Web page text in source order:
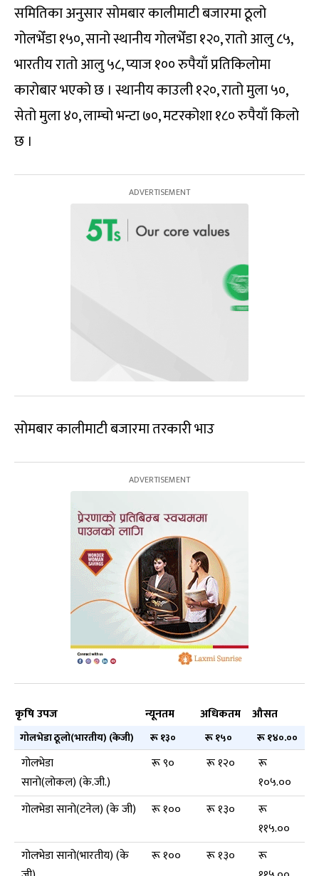
समितिका अनुसार सोमबार कालीमाटी बजारमा ठूलो
गोलभेँडा १५०, सानो स्थानीय गोलभेँडा १२०, रातो आलु ८५,
भारतीय रातो आलु ५८, प्याज १०० रुपैयाँ प्रतिकिलोमा
कारोबार भएको छ । स्थानीय काउली १२०, रातो मुला ५०,
सेतो मुला ४०, लाम्चो भन्टा ७०, मटरकोशा १८० रुपैयाँ किलो
छ ।
सोमबार कालीमाटी बजारमा तरकारी भाउ
कृषि उपज न्यूनतम अधिकतम औसत
गोलभेडा ठूलो(भारतीय) (केजी) रू १३० रू १५० रू १४०.००
गोलभेडा
सानो(लोकल) (के.जी.)
रू ९० रू १२०
रू
१०५.००
गोलभेडा सानो(टनेल) (के जी)
रू १०० रू १३०
रू
११५.००
गोलभेडा सानो(भारतीय) (के
रू १०० रू १३०
रू